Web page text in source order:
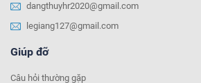
dangthuyhr2020@gmail.com
legiang127@gmail.com
Giúp đỡ
Câu hỏi thường gặp